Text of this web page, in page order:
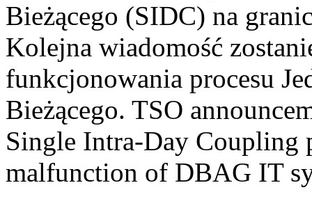
Bieżącego (SIDC) na
Kolejna wiadomość
funkcjonowania procesu
Bieżącego. TSO
Single Intra-Day Coupling
malfunction of DBAG IT